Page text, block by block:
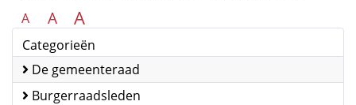
A A A
Categorieën
De gemeenteraad
Burgerraadsleden